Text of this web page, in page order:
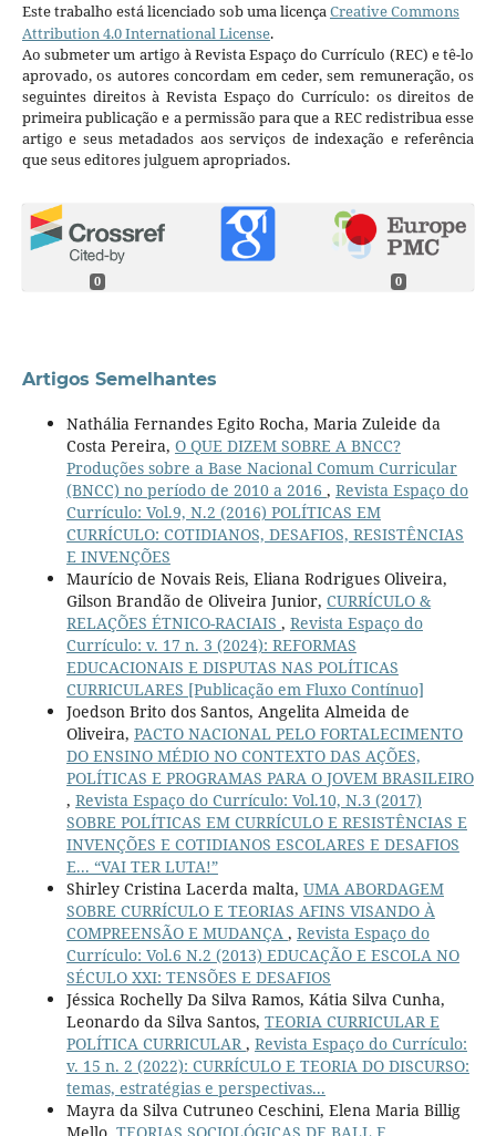
Este trabalho está licenciado sob uma licençaCreative Commons
Attribution 4.0 International License.
Ao submeter um artigo à Revista Espaço do Currículo (REC) e tê-lo
aprovado, os autores concordam em ceder, sem remuneração, os
seguintes direitos à Revista Espaço do Currículo: os direitos de
primeira publicação e a permissão para que a REC redistribua esse
artigo e seus metadados aos serviços de indexação e referência
que seus editores julguem apropriados.
0 0
Artigos Semelhantes
Nathália Fernandes Egito Rocha, Maria Zuleide da
Costa Pereira, O QUE DIZEM SOBRE A BNCC?
Produções sobre a Base Nacional Comum Curricular
(BNCC) no período de 2010 a 2016 , Revista Espaço do
Currículo: Vol.9, N.2 (2016) POLÍTICAS EM
CURRÍCULO: COTIDIANOS, DESAFIOS, RESISTÊNCIAS
E INVENÇÕES
Maurício de Novais Reis, Eliana Rodrigues Oliveira,
Gilson Brandão de Oliveira Junior, CURRÍCULO &
RELAÇÕES ÉTNICO-RACIAIS , Revista Espaço do
Currículo: v. 17 n. 3 (2024): REFORMAS
EDUCACIONAIS E DISPUTAS NAS POLÍTICAS
CURRICULARES [Publicação em Fluxo Contínuo]
Joedson Brito dos Santos, Angelita Almeida de
Oliveira, PACTO NACIONAL PELO FORTALECIMENTO
DO ENSINO MÉDIO NO CONTEXTO DAS AÇÕES,
POLÍTICAS E PROGRAMAS PARA O JOVEM BRASILEIRO
, Revista Espaço do Currículo: Vol.10, N.3 (2017)
SOBRE POLÍTICAS EM CURRÍCULO E RESISTÊNCIAS E
INVENÇÕES E COTIDIANOS ESCOLARES E DESAFIOS
E... “VAI TER LUTA!”
Shirley Cristina Lacerda malta, UMA ABORDAGEM
SOBRE CURRÍCULO E TEORIAS AFINS VISANDO À
COMPREENSÃO E MUDANÇA , Revista Espaço do
Currículo: Vol.6 N.2 (2013) EDUCAÇÃO E ESCOLA NO
SÉCULO XXI: TENSÕES E DESAFIOS
Jéssica Rochelly Da Silva Ramos, Kátia Silva Cunha,
Leonardo da Silva Santos, TEORIA CURRICULAR E
POLÍTICA CURRICULAR, Revista Espaço do Currículo:
v. 15 n. 2 (2022): CURRÍCULO E TEORIA DO DISCURSO:
temas, estratégias e perspectivas...
Mayra da Silva Cutruneo Ceschini, Elena Maria Billig